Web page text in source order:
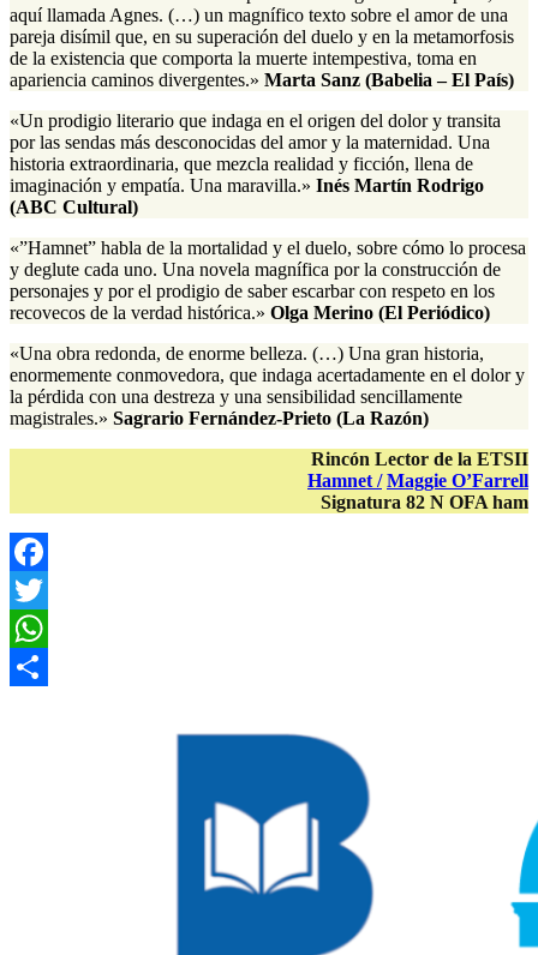
aquí llamada Agnes. (…) un magnífico texto sobre el amor de una
pareja disímil que, en su superación del duelo y en la metamorfosis
de la existencia que comporta la muerte intempestiva, toma en
apariencia caminos divergentes.» Marta Sanz (Babelia – El País)
«Un prodigio literario que indaga en el origen del dolor y transita
por las sendas más desconocidas del amor y la maternidad. Una
historia extraordinaria, que mezcla realidad y ficción, llena de
imaginación y empatía. Una maravilla.» Inés Martín Rodrigo
(ABC Cultural)
«”Hamnet” habla de la mortalidad y el duelo, sobre cómo lo procesa
y deglute cada uno. Una novela magnífica por la construcción de
personajes y por el prodigio de saber escarbar con respeto en los
recovecos de la verdad histórica.» Olga Merino (El Periódico)
«Una obra redonda, de enorme belleza. (…) Una gran historia,
enormemente conmovedora, que indaga acertadamente en el dolor y
la pérdida con una destreza y una sensibilidad sencillamente
magistrales.» Sagrario Fernández-Prieto (La Razón)
Rincón Lector de la ETSII
Hamnet / Maggie O’Farrell
Signatura 82 N OFA ham
Facebook
Twitter
WhatsApp